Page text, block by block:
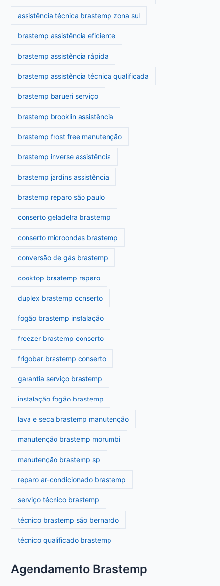
assistência técnica brastemp zona sul
brastemp assistência eficiente
brastemp assistência rápida
brastemp assistência técnica qualificada
brastemp barueri serviço
brastemp brooklin assistência
brastemp frost free manutenção
brastemp inverse assistência
brastemp jardins assistência
brastemp reparo são paulo
conserto geladeira brastemp
conserto microondas brastemp
conversão de gás brastemp
cooktop brastemp reparo
duplex brastemp conserto
fogão brastemp instalação
freezer brastemp conserto
frigobar brastemp conserto
garantia serviço brastemp
instalação fogão brastemp
lava e seca brastemp manutenção
manutenção brastemp morumbi
manutenção brastemp sp
reparo ar-condicionado brastemp
serviço técnico brastemp
técnico brastemp são bernardo
técnico qualificado brastemp
Agendamento Brastemp